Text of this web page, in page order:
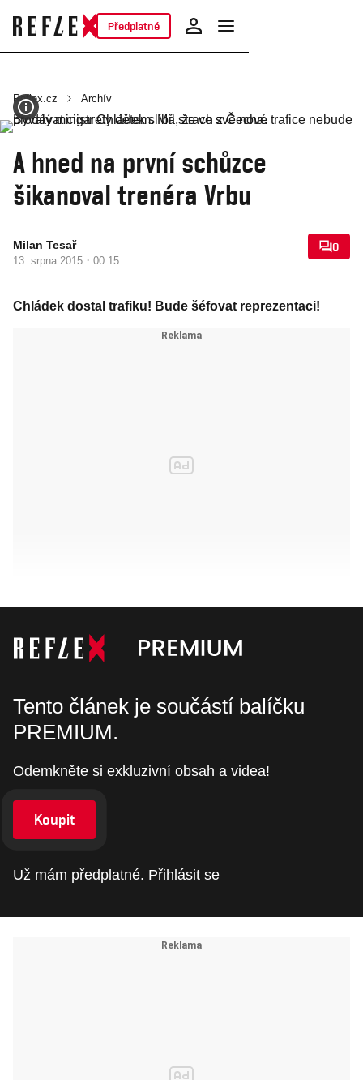
Předplatné
Reflex.cz Archív
A hned na první schůzce
šikanoval trenéra Vrbu
Milan Tesař
13. srpna 2015 · 00:15
0
Chládek dostal trafiku! Bude šéfovat reprezentaci!
Tento článek je součástí balíčku
PREMIUM.
Odemkněte si exkluzivní obsah a videa!
Koupit
Už mám předplatné. Přihlásit se